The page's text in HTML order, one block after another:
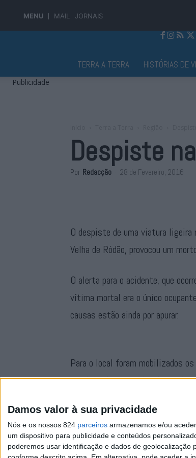
Damos valor à sua privacidade
Nós e os nossos 824 parceiros armazenamos e/ou
um dispositivo para publicidade e conteúdos
poderemos usar identificação e dados de
MENU MAIL JORNAIS
TERRA A TERRA HISTÓRIAS DE
Publicidade
Despiste
Por Redacção - 28 de Fevereiro, 2016
O despiste de uma viatura ligeira
Velha de Ródão, provocou um
O alerta para o acidente, que
vítima mortal era o único
causas estão ainda por apurar.
Para o local foram mobilizados
total de oito operacionais e três